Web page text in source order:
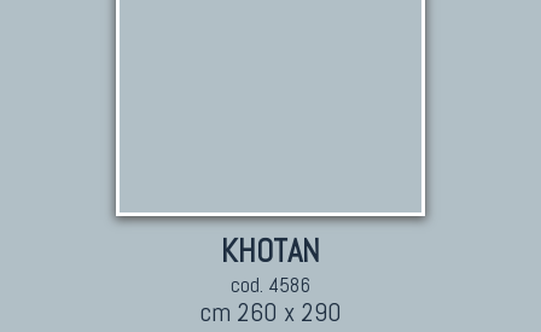
Tappeti Cinesi Antichi
Tappeti Turcomanni Antichi
Tappeti Agra Antichi E Antica Asia
KHOTAN
cod. 4586
cm 260 x 290